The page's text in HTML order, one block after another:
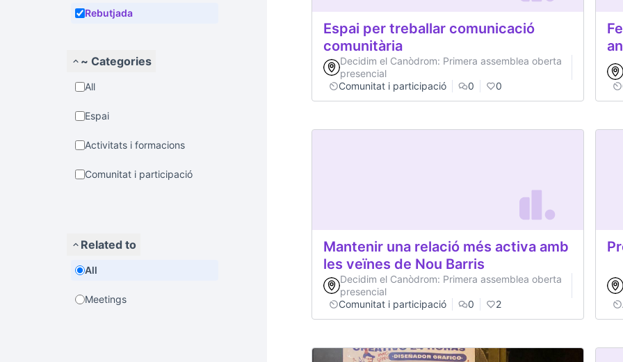
Rebutjada
~ Categories
All
Espai
Activitats i formacions
Comunitat i participació
Related to
All
Meetings
Espai per treballar comunicació
comunitària
Decidim el Canòdrom: Primera assemblea oberta
presencial
Comunitat i participació
0 0
Mantenir una relació més activa amb
les veïnes de Nou Barris
Decidim el Canòdrom: Primera assemblea oberta
presencial
Comunitat i participació
0 2